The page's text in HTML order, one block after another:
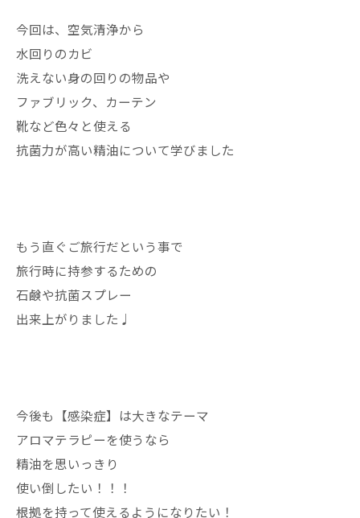
今回は、空気清浄から
水回りのカビ
洗えない身の回りの物品や
ファブリック、カーテン
靴など色々と使える
抗菌力が高い精油について学びました
もう直ぐご旅行だという事で
旅行時に持参するための
石鹸や抗菌スプレー
出来上がりました♩
今後も【感染症】は大きなテーマ
アロマテラピーを使うなら
精油を思いっきり
使い倒したい！！！
根拠を持って使えるようになりたい！